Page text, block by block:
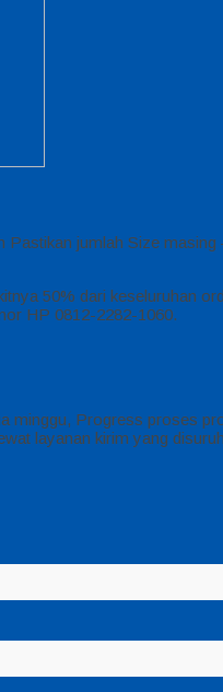
jumlah Size
50% dari keseluruhan
HP 0812-2282-1060.
minggu, Progress proses
layanan kirim yang